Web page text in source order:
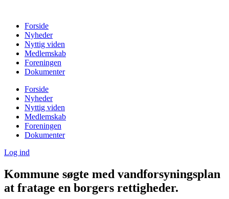
indholdForside
Nyheder
Nyttig viden
Medlemskab
Foreningen
Dokumenter
Forside
Nyheder
Nyttig viden
Medlemskab
Foreningen
Dokumenter
Log ind
Kommune søgte med vandforsyningsplan
at fratage en borgers rettigheder.